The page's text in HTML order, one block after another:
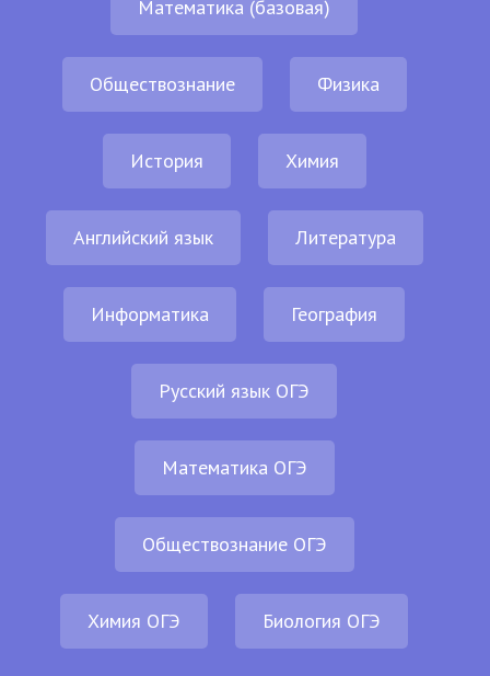
Математика (базовая)
Обществознание Физика
История Химия
Английский язык Литература
Информатика География
Русский язык ОГЭ
Математика ОГЭ
Обществознание ОГЭ
Химия ОГЭ Биология ОГЭ